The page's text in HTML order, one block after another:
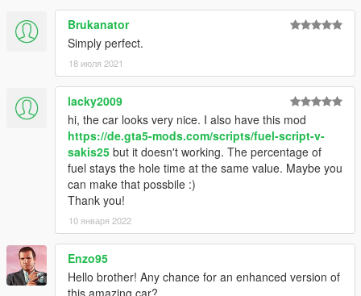
Brukanator
Simply perfect.
18 июля 2021
lacky2009
hi, the car looks very nice. I also have this mod
https://de.gta5-mods.com/scripts/fuel-script-v-
sakis25 but it doesn't working. The percentage of
fuel stays the hole time at the same value. Maybe you
can make that possbile :)
Thank you!
10 января 2022
Enzo95
Hello brother! Any chance for an enhanced version of